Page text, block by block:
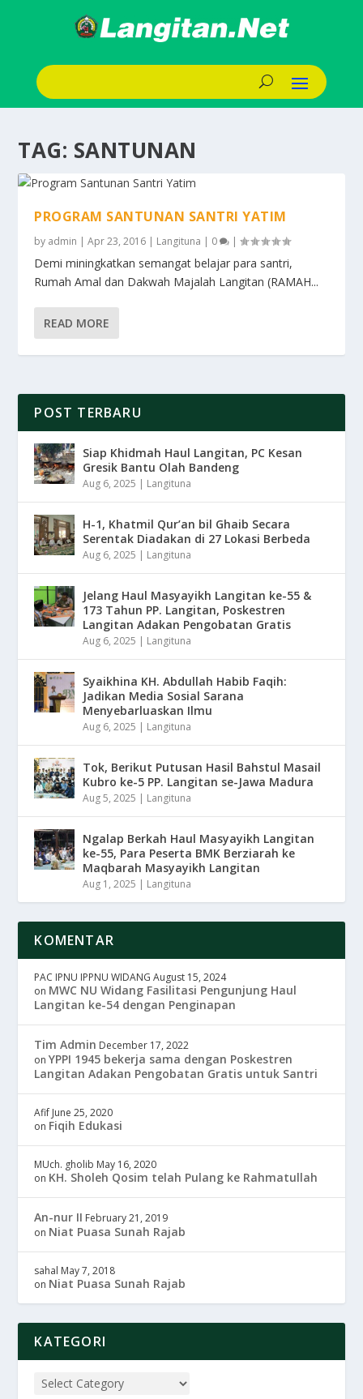
TAG: SANTUNAN
PROGRAM SANTUNAN SANTRI YATIM
by admin |Apr 23, 2016 | Langituna | 0 |
Demi miningkatkan semangat belajar para santri,
Rumah Amal dan Dakwah Majalah Langitan (RAMAH...
READ MORE
POST TERBARU
Siap Khidmah Haul Langitan, PC Kesan
Gresik Bantu Olah Bandeng
Aug 6, 2025 | Langituna
H-1, Khatmil Qur’an bil Ghaib Secara
Serentak Diadakan di 27 Lokasi Berbeda
Aug 6, 2025 | Langituna
Jelang Haul Masyayikh Langitan ke-55 &
173 Tahun PP. Langitan, Poskestren
Langitan Adakan Pengobatan Gratis
Aug 6, 2025 | Langituna
Syaikhina KH. Abdullah Habib Faqih:
Jadikan Media Sosial Sarana
Menyebarluaskan Ilmu
Aug 6, 2025 | Langituna
Tok, Berikut Putusan Hasil Bahstul Masail
Kubro ke-5 PP. Langitan se-Jawa Madura
Aug 5, 2025 | Langituna
Ngalap Berkah Haul Masyayikh Langitan
ke-55, Para Peserta BMK Berziarah ke
Maqbarah Masyayikh Langitan
Aug 1, 2025 | Langituna
KOMENTAR
PAC IPNU IPPNU WIDANG August 15, 2024
on MWC NU Widang Fasilitasi Pengunjung Haul
Langitan ke-54 dengan Penginapan
Tim Admin December 17, 2022
onYPPI 1945 bekerja sama dengan Poskestren
Langitan Adakan Pengobatan Gratis untuk Santri
Afif June 25, 2020
on Fiqih Edukasi
MUch. gholib May 16, 2020
on KH. Sholeh Qosim telah Pulang ke Rahmatullah
An-nur II February 21, 2019
on Niat Puasa Sunah Rajab
sahal May 7, 2018
on Niat Puasa Sunah Rajab
KATEGORI